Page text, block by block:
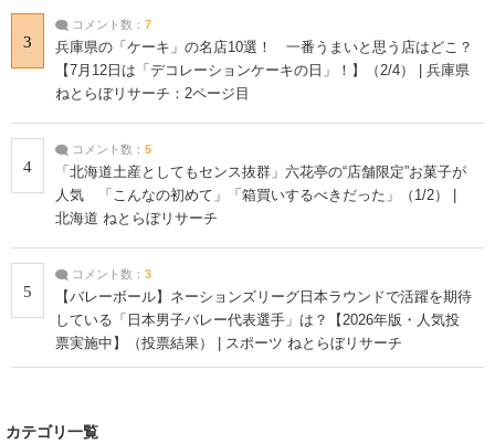
3
コメント数： 7
兵庫県の「ケーキ」の名店10選！ 一番うまいと思う店はどこ？
【7月12日は「デコレーションケーキの日」！】（2/4） | 兵庫県
ねとらぼリサーチ：2ページ目
4
コメント数： 5
「北海道土産としてもセンス抜群」六花亭の“店舗限定”お菓子が
人気 「こんなの初めて」「箱買いするべきだった」（1/2） |
北海道 ねとらぼリサーチ
5
コメント数： 3
【バレーボール】ネーションズリーグ日本ラウンドで活躍を期待
している「日本男子バレー代表選手」は？【2026年版・人気投
票実施中】（投票結果） | スポーツ ねとらぼリサーチ
カテゴリ一覧